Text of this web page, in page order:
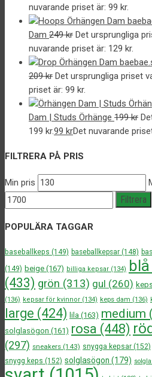
nuvarande priset är: 99 kr.
Dam 249kr Det ursprungliga
nuvarande priset är: 129 kr.
209kr Det ursprungliga priset
priset är: 99 kr.
Dam | Studs Örhänge 199kr
199 kr.99 krDet nuvarande
FILTRERA PÅ PRIS
Min pris
Filtrera
POPULÄRA TAGGAR
baseballkeps (149) baseballkepsar (148)
(149) beige (167) billiga kepsar (134) blå
(433) grön (313) gul (260)
(136) kepsar för kvinnor (134) keps dam (136)
large (424) lila (163) medium
solglasögon (161) rosa (448) röd
(297) sneakers (143) snygga kepsar (152)
snygg keps (152) solglasögon (179)